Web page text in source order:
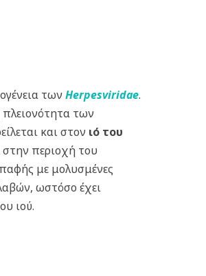
των Herpesviridae.
πλειονότητα των
και στον ιό του
περιοχή του
με μολυσμένες
ωστόσο έχει
ιού.